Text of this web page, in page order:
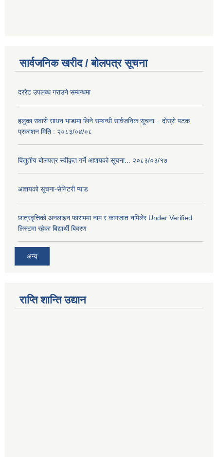
सार्वजनिक खरीद / बोलपत्र सूचना
दररेट उपलब्ध गराउने सम्बन्धमा
हलुका सवारी साधन भाडामा लिने सम्बन्धी सार्वजनिक सूचना .. दोस्रो पटक
प्रकाशन मिति : २०८३/०४/०८
विद्युतीय बोलपत्र स्वीकृत गर्ने आशयको सूचना... २०८३/०३/१७
आशयको सूचना-सेनिटरी प्याड
छात्रवृत्तिको अनलाइन फाराममा नाम र कागजात नमिलेर Under Verified
लिस्टमा रहेका बिद्यार्थी बिवरण
अन्य
राप्ति शान्ति उद्यान